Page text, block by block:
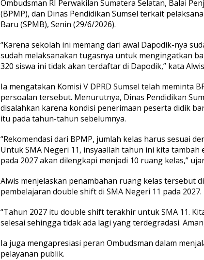
u
k
D
p
o
d
i
Ombudsman RI Perwakilan Sumatera Selatan, Balai
(BPMP), dan Dinas Pendidikan Sumsel terkait
Baru (SPMB), Senin (29/6/2026).
“Karena sekolah ini memang dari awal Dapodik-nya
sudah melaksanakan tugasnya untuk mengingatkan
320 siswa ini tidak akan terdaftar di Dapodik,” kata
Ia mengatakan Komisi V DPRD Sumsel telah meminta
persoalan tersebut. Menurutnya, Dinas Pendidikan
disalahkan karena kondisi penerimaan peserta didik
itu pada tahun-tahun sebelumnya.
“Rekomendasi dari BPMP, jumlah kelas harus sesuai
Untuk SMA Negeri 11, insyaallah tahun ini kita tambah
pada 2027 akan dilengkapi menjadi 10 ruang kelas,”
Alwis menjelaskan penambahan ruang kelas tersebut
pembelajaran double shift di SMA Negeri 11 pada 2027.
“Tahun 2027 itu double shift terakhir untuk SMA 11.
selesai sehingga tidak ada lagi yang terdegradasi.
Ia juga mengapresiasi peran Ombudsman dalam
pelayanan publik.